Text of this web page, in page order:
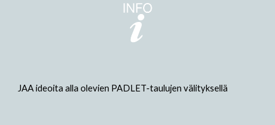
JAA ideoita alla olevien PADLET-taulujen välityksellä